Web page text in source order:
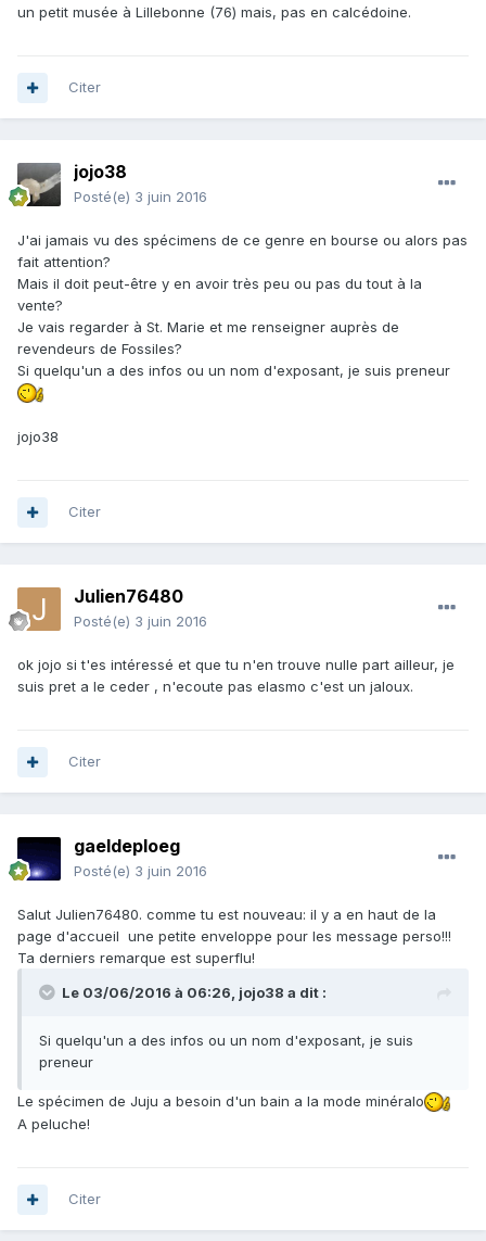
un petit musée à Lillebonne (76) mais, pas en calcédoine.
Citer
jojo38
Posté(e) 3 juin 2016
J'ai jamais vu des spécimens de ce genre en bourse ou alors pas
fait attention?
Mais il doit peut-être y en avoir très peu ou pas du tout à la
vente?
Je vais regarder à St. Marie et me renseigner auprès de
revendeurs de Fossiles?
Si quelqu'un a des infos ou un nom d'exposant, je suis preneur
jojo38
Citer
Julien76480
Posté(e) 3 juin 2016
ok jojo si t'es intéressé et que tu n'en trouve nulle part ailleur, je
suis pret a le ceder , n'ecoute pas elasmo c'est un jaloux.
Citer
gaeldeploeg
Posté(e) 3 juin 2016
Salut Julien76480. comme tu est nouveau: il y a en haut de la
page d'accueil une petite enveloppe pour les message perso!!!
Ta derniers remarque est superflu!
Le 03/06/2016 à 06:26, jojo38 a dit :
Si quelqu'un a des infos ou un nom d'exposant, je suis
preneur
Le spécimen de Juju a besoin d'un bain a la mode minéralo
A peluche!
Citer